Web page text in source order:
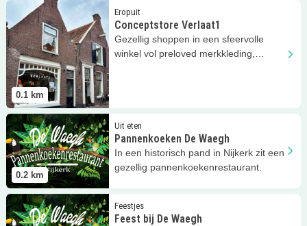
0.1 km
Eropuit
Conceptstore Verlaat1
Gezellig shoppen in een sfeervolle
winkel vol preloved merkkleding,
Lees meer Conceptstore Verlaat1
0.2 km
Uit eten
Pannenkoeken De Waegh
In een historisch pand in Nijkerk zit een
gezellig pannenkoekenrestaurant.
Lees meer Pannenkoeken De Waegh
Feestjes
Feest bij De Waegh
Lees meer Feest bij De Waegh